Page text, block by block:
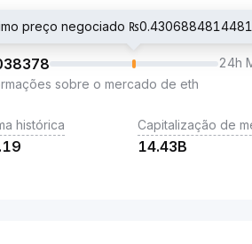
preço negociado
24h
sobre o mercado de eth
histórica Capitalização de
14.43B